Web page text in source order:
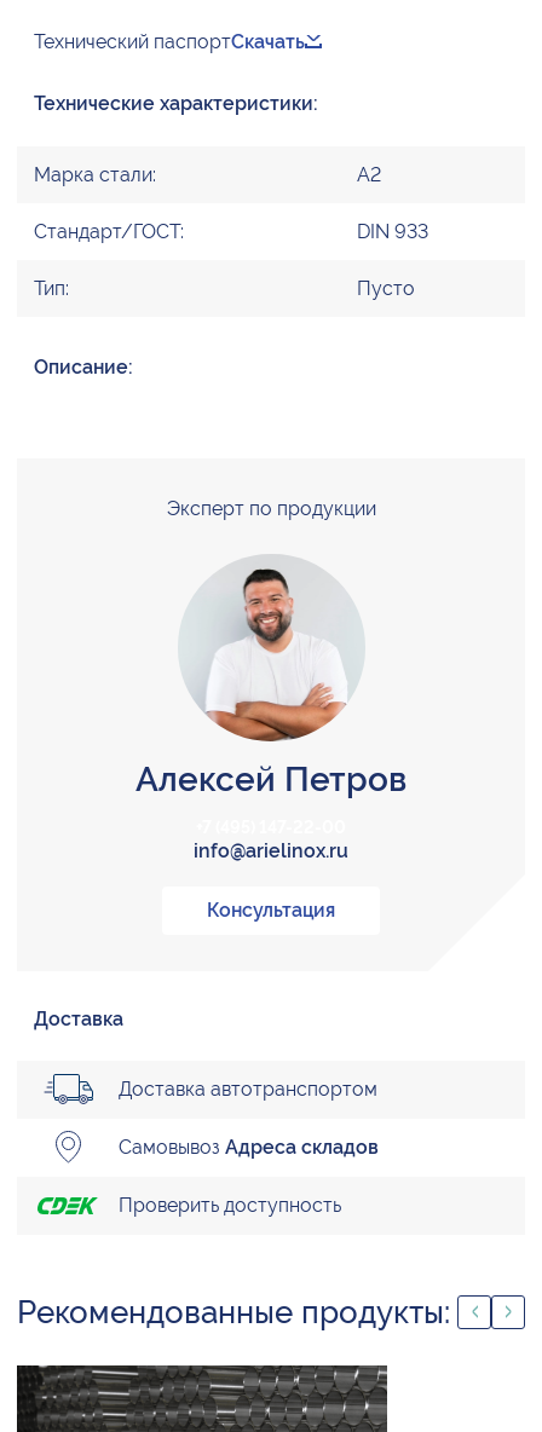
Технический паспортСкачать
Технические характеристики:
Марка стали: А2
Стандарт/ГОСТ: DIN 933
Тип: Пусто
Описание:
Эксперт по продукции
Алексей Петров
info@arielinox.ru
Консультация
Доставка
Доставка автотранспортом
Самовывоз Адреса складов
Проверить доступность
Рекомендованные продукты: